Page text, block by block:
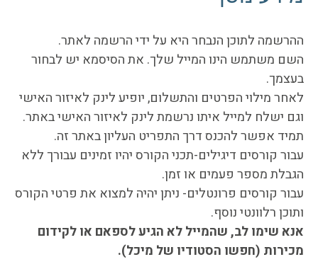
ההרשמה לתוכן הנבחר היא על ידי הרשמה לאתר.
השם משתמש הינו המייל שלך. את הסיסמא יש לבחור
בעצמך.
לאחר מילוי הפרטים והתשלום, יופיע לינק לאיזור האישי
וגם ישלח למייל איתו נרשמת לינק לאיזור האישי באתר.
תמיד אפשר להכנס דרך התפריט העליון באתר זה.
עבור קורסים דיגילים-תכני הקורס יהיו זמינים עבורך ללא
הגבלת מספר פעמים או זמן.
עבור קורסים פרונטלים- ניתן יהיה למצוא את פרטי הקורס
ותוכן רלוונטי נוסף.
אנא שימו לב, שהמייל לא הגיע לספאם או לקידום
מכירות (חפשו הסטודיו של מיכל).